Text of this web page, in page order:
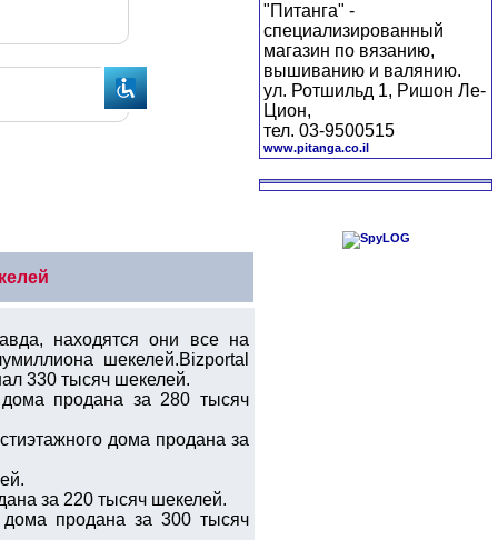
находятся они все на
шекелей.Bizportal
330 тысяч шекелей.
продана за 280 тысяч
дома продана за
за 220 тысяч шекелей.
продана за 300 тысяч
"Питанга" -
специализированный
магазин по вязанию,
вышиванию и валянию.
ул. Ротшильд 1, Ришон Ле-
Цион,
тел. 03-9500515
www.pitanga.co.il